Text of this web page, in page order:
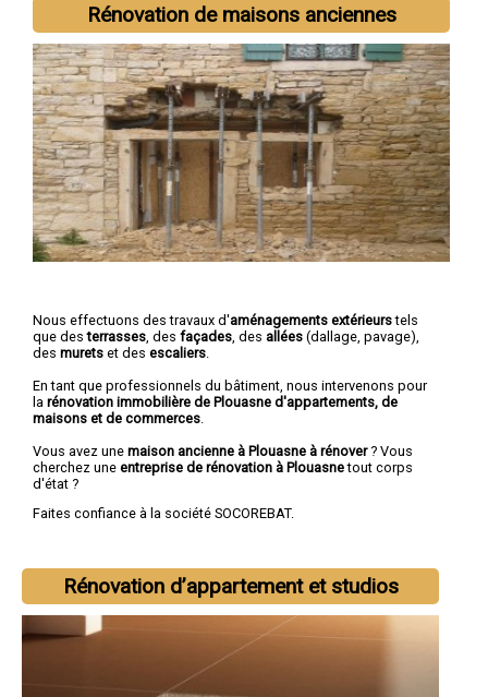
Rénovation de maisons anciennes
Nous effectuons des travaux d'aménagements extérieurstels
que desterrasses , des façades , des allées (dallage, pavage),
des murets et des escaliers
En tant que professionnels du bâtiment, nous intervenons pour
la rénovation immobilière de Plouasne d'appartements, de
maisons et de commerces
Vous avez une maison ancienne à Plouasne à rénover? Vous
cherchez une entreprise de rénovation à Plouasnetout corps
d'état ?
Faites confiance à la société SOCOREBAT.
Rénovation d’appartement et studios